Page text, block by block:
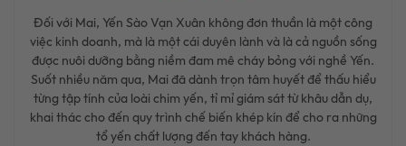
Đối với Mai, Yến Sào Vạn Xuân không đơn thuần là một công
việc kinh doanh, mà là một cái duyên lành và là cả nguồn sống
được nuôi dưỡng bằng niềm đam mê cháy bỏng với nghề Yến.
Suốt nhiều năm qua, Mai đã dành trọn tâm huyết để thấu hiểu
từng tập tính của loài chim yến, tỉ mỉ giám sát từ khâu dẫn dụ,
khai thác cho đến quy trình chế biến khép kín để cho ra những
tổ yến chất lượng đến tay khách hàng.